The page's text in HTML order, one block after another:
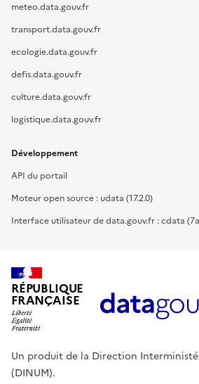
meteo.data.gouv.fr
transport.data.gouv.fr
ecologie.data.gouv.fr
defis.data.gouv.fr
culture.data.gouv.fr
logistique.data.gouv.fr
Développement
API du portail
Moteur open source : udata (17.2.0)
Interface utilisateur de data.gouv.fr : cdata
RÉPUBLIQUE
FRANÇAISE
Un produit de la Direction
(DINUM).